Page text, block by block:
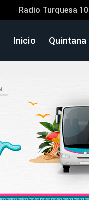
Radio Turquesa
Inicio Quintana